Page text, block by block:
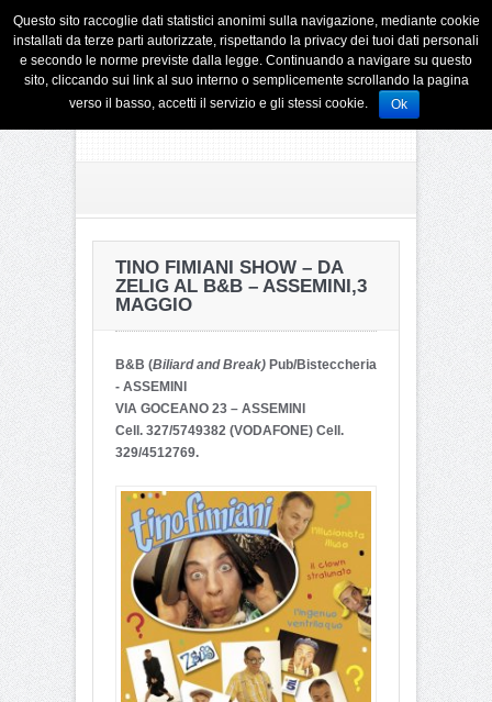
TINO FIMIANI SHOW – DA
ZELIG AL B&B – ASSEMINI,3
MAGGIO
B&B (Biliard and Break) Pub/Bisteccheria
- ASSEMINI
VIA GOCEANO 23 – ASSEMINI
Cell. 327/5749382 (VODAFONE) Cell.
329/4512769.
Questo sito raccoglie dati statistici anonimi sulla navigazione, mediante cookie
installati da terze parti autorizzate, rispettando la privacy dei tuoi dati personali
e secondo le norme previste dalla legge. Continuando a navigare su questo
sito, cliccando sui link al suo interno o semplicemente scrollando la pagina
verso il basso, accetti il servizio e gli stessi cookie.
Ok